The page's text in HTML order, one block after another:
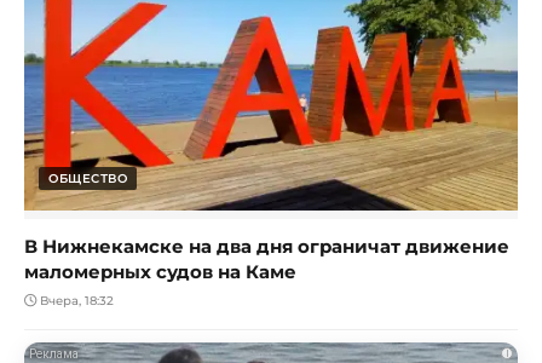
ОБЩЕСТВО
В Нижнекамске на два дня ограничат движение
маломерных судов на Каме
Вчера, 18:32
i